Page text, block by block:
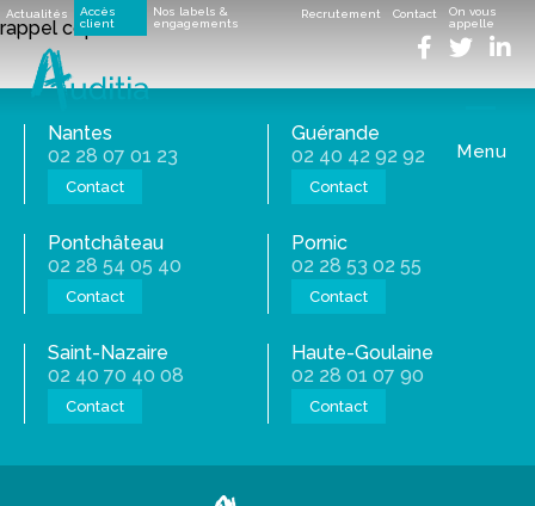
Actualités
Accès
client
Nos labels &
engagements
Recrutement Contact
On vous
appelle
Menu
Accueil>Créer ou reprendre une entreprise >rappel copie
rappel copie
Nantes
02 28 07 01 23
Contact
Guérande
02 40 42 92 92
Contact
Pontchâteau
02 28 54 05 40
Contact
Pornic
02 28 53 02 55
Contact
Saint-Nazaire
02 40 70 40 08
Contact
Haute-Goulaine
02 28 01 07 90
Contact